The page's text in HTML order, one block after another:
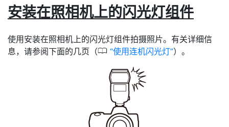
安装在照相机上的闪光灯组件
使用安装在照相机上的闪光灯组件拍摄照片。有关详细信
息，请参阅下面的几页（0 使用连机闪光灯 ）。